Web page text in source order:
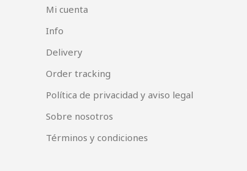
Mi cuenta
Info
Delivery
Order tracking
Política de privacidad y aviso legal
Sobre nosotros
Términos y condiciones